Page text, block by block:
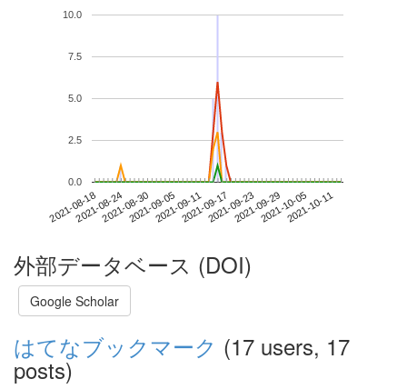
2021-08-182021-08-242021-08-302021-09-052021-09-112021-09-172021-09-232021-09-292021-10-052021-10-11
0.0
2.5
5.0
7.5
10.0
外部データベース (DOI)
Google Scholar
はてなブックマーク (17 users, 17
posts)